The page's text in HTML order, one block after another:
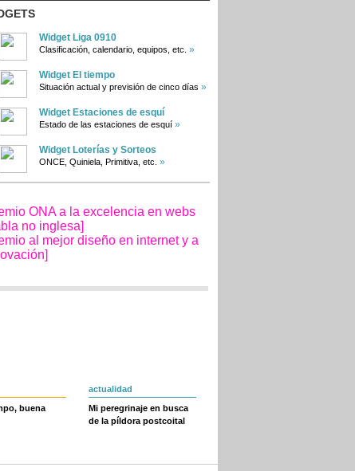
Widget Liga 0910
Clasificación, calendario, equipos, etc. »
Widget El tiempo
Situación actual y previsión de cinco días »
Widget Estaciones de esquí
Estado de las estaciones de esquí »
Widget Loterías y Sorteos
ONCE, Quiniela, Primitiva, etc. »
buena
actualidad
Mi peregrinaje en busca
de la píldora postcoital